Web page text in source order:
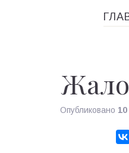
Опубликовано